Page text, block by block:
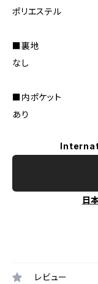
ポリエステル
■裏地
なし
■内ポケット
あり
日
レビュー